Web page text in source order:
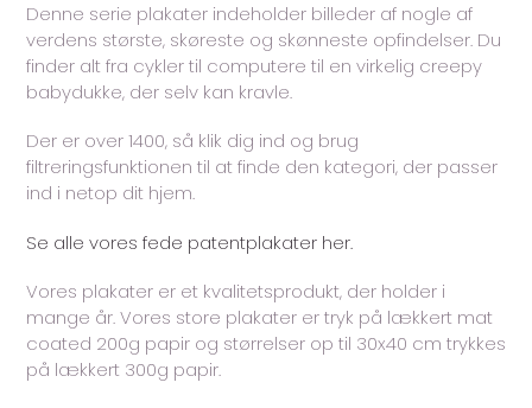
Denne serie plakater indeholder billeder af nogle af
verdens største, skøreste og skønneste opfindelser. Du
finder alt fra cykler til computere til en virkelig creepy
babydukke, der selv kan kravle.
Der er over 1400, så klik dig ind og brug
filtreringsfunktionen til at finde den kategori, der passer
ind i netop dit hjem.
Se alle vores fede patentplakater her.
Vores plakater er et kvalitetsprodukt, der holder i
mange år. Vores store plakater er tryk på lækkert mat
coated 200g papir og størrelser op til 30x40 cm trykkes
på lækkert 300g papir.